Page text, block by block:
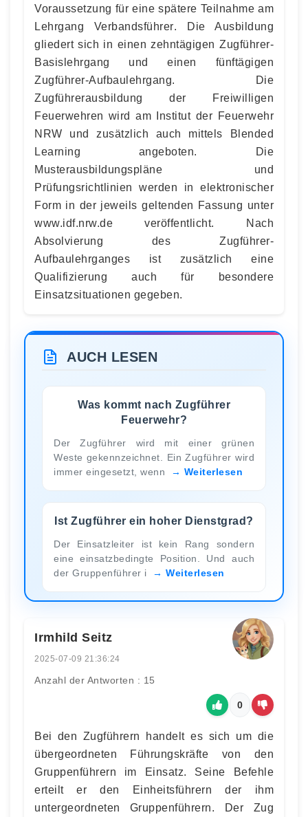
Voraussetzung für eine spätere Teilnahme am
Lehrgang Verbandsführer. Die Ausbildung
gliedert sich in einen zehntägigen Zugführer-
Basislehrgang und einen fünftägigen
Zugführer-Aufbaulehrgang. Die
Zugführerausbildung der Freiwilligen
Feuerwehren wird am Institut der Feuerwehr
NRW und zusätzlich auch mittels Blended
Learning angeboten. Die
Musterausbildungspläne und
Prüfungsrichtlinien werden in elektronischer
Form in der jeweils geltenden Fassung unter
www.idf.nrw.de veröffentlicht. Nach
Absolvierung des Zugführer-
Aufbaulehrganges ist zusätzlich eine
Qualifizierung auch für besondere
Einsatzsituationen gegeben.
AUCH LESEN
Was kommt nach Zugführer
Feuerwehr?
Der Zugführer wird mit einer grünen
Weste gekennzeichnet. Ein Zugführer wird
immer eingesetzt, wenn
Weiterlesen
Ist Zugführer ein hoher Dienstgrad?
Der Einsatzleiter ist kein Rang sondern
eine einsatzbedingte Position. Und auch
der Gruppenführer i
Weiterlesen
Irmhild Seitz
2025-07-09 21:36:24
Anzahl der Antworten : 15
0
Bei den Zugführern handelt es sich um die
übergeordneten Führungskräfte von den
Gruppenführern im Einsatz. Seine Befehle
erteilt er den Einheitsführern der ihm
untergeordneten Gruppenführern. Der Zug